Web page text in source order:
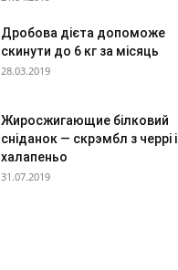
Дробова дієта допоможе
скинути до 6 кг за місяць
28.03.2019
Жиросжигающие білковий
сніданок — скрэмбл з черрі і
халапеньо
31.07.2019